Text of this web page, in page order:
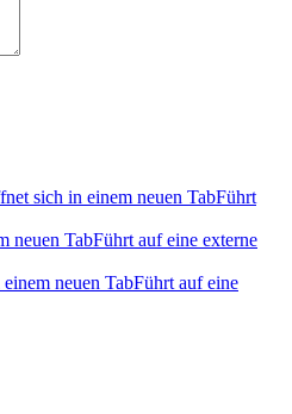
sich in einem neuen TabFührt
neuen TabFührt auf eine externe
neuen TabFührt auf eine